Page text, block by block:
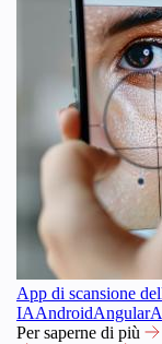
App di scansione
IAAndroidAngular
Per saperne di più